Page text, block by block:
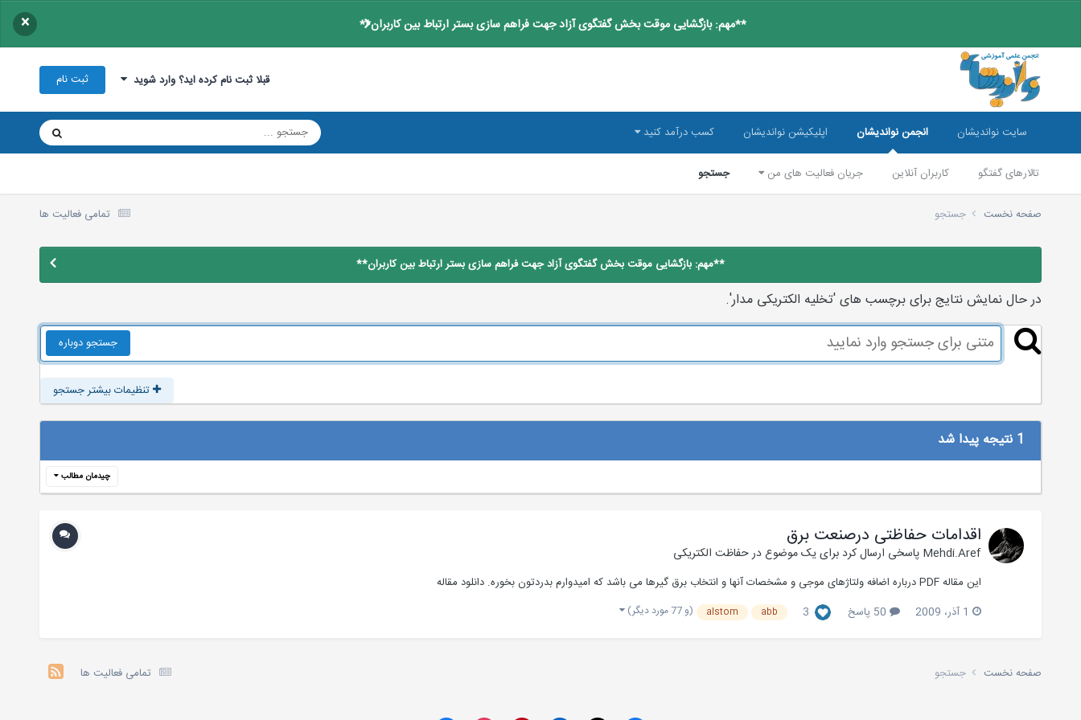
**مهم: بازگشایی موقت بخش گفتگوی آزاد جهت فراهم سازی بستر ارتباط بین کاربران** ×
قبلا ثبت نام کرده اید؟ وارد شوید ثبت نام
سایت نواندیشان انجمن نواندیشان
تالارهای گفتگو کاربران آنلاین جریان فعالیت های من جستجو
اپلیکیشن نواندیشان کسب درآمد کنید
تمامی فعالیت ها صفحه نخست جستجو
**مهم: بازگشایی موقت بخش گفتگوی آزاد جهت فراهم سازی بستر ارتباط بین کاربران**
در حال نمایش نتایج برای برچسب های 'تخلیه الکتریکی مدار'.
جستجو دوباره
تنظیمات بیشتر جستجو
1 نتیجه پیدا شد
چیدمان مطالب
اقدامات حفاظتی درصنعت برق
Mehdi.Aref پاسخی ارسال کرد برای یک موضوع درحفاظت الکتریکی
این مقاله PDF درباره اضافه ولتاژهای موجی و مشخصات آنها و انتخاب برق گیرها می باشد که امیدوارم بدردتون بخوره. دانلود مقاله
1 آذر، 2009
50 پاسخ 3
abb
alstom (و 77 مورد دیگر)
تمامی فعالیت ها صفحه نخست جستجو